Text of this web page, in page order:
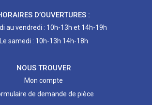
D’OUVERTURES :
au vendredi : 10h-13h et 14h-19h
Le samedi : 10h-13h 14h-18h
NOUS TROUVER
Mon compte
de demande de pièce